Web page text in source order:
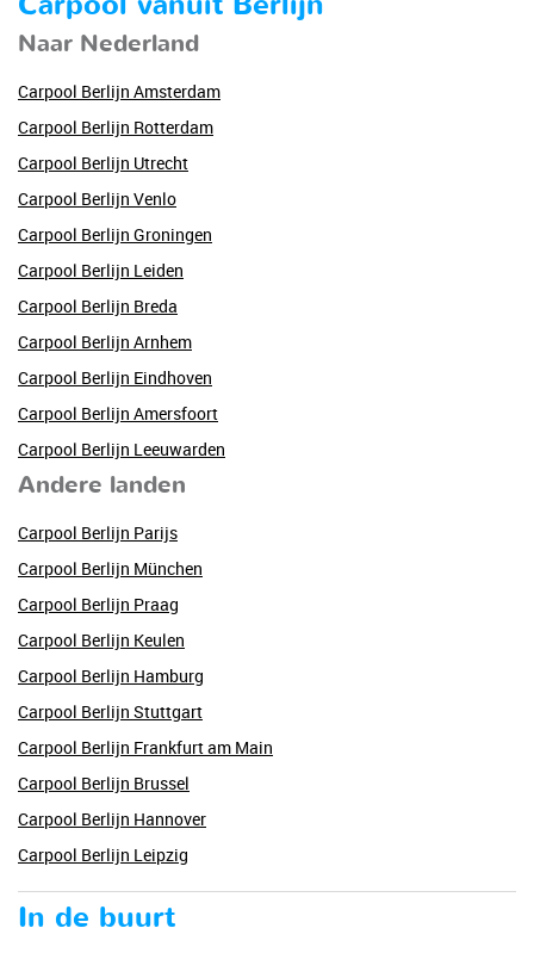
Naar Nederland
Carpool Berlijn Amsterdam
Carpool Berlijn Rotterdam
Carpool Berlijn Utrecht
Carpool Berlijn Venlo
Carpool Berlijn Groningen
Carpool Berlijn Leiden
Carpool Berlijn Breda
Carpool Berlijn Arnhem
Carpool Berlijn Eindhoven
Carpool Berlijn Amersfoort
Carpool Berlijn Leeuwarden
Andere landen
Carpool Berlijn Parijs
Carpool Berlijn München
Carpool Berlijn Praag
Carpool Berlijn Keulen
Carpool Berlijn Hamburg
Carpool Berlijn Stuttgart
Carpool Berlijn Frankfurt am Main
Carpool Berlijn Brussel
Carpool Berlijn Hannover
Carpool Berlijn Leipzig
In de buurt